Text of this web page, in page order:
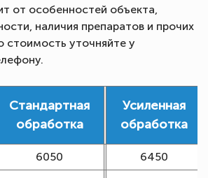
от особенностей объекта,
наличия препаратов и прочих
стоимость уточняйте у
Стандартная
обработка
Усиленная
обработка
6050
6450